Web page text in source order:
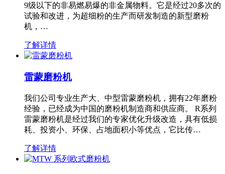
9级以下的非易燃易爆的非金属物料。它是经过20多次的
试验和改进，为超细粉的生产而研发制造的新型磨粉
机，…
了解详情
雷蒙磨粉机
我们公司专业生产大、中型雷蒙磨粉机，拥有22年磨粉
经验，已经成为中国的磨粉机制造商和供应商。 R系列
雷蒙磨粉机是经过我们的专家优化升级改造，具有低损
耗、投资小、环保、占地面积小等优点，它比传…
了解详情